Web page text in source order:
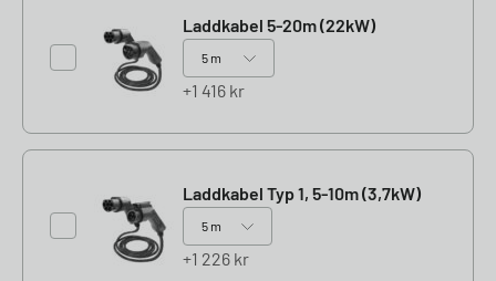
Laddkabel 5-20m (22kW)
1 416 kr
Laddkabel Typ 1, 5-10m (3,7kW)
1 226 kr